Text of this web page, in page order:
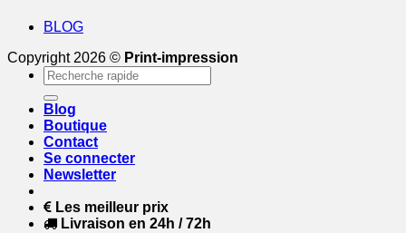
BLOG
Copyright 2026 © Print-impression
Recherche
pour :
Blog
Boutique
Contact
Se connecter
Newsletter
Les meilleur prix
Livraison en 24h / 72h